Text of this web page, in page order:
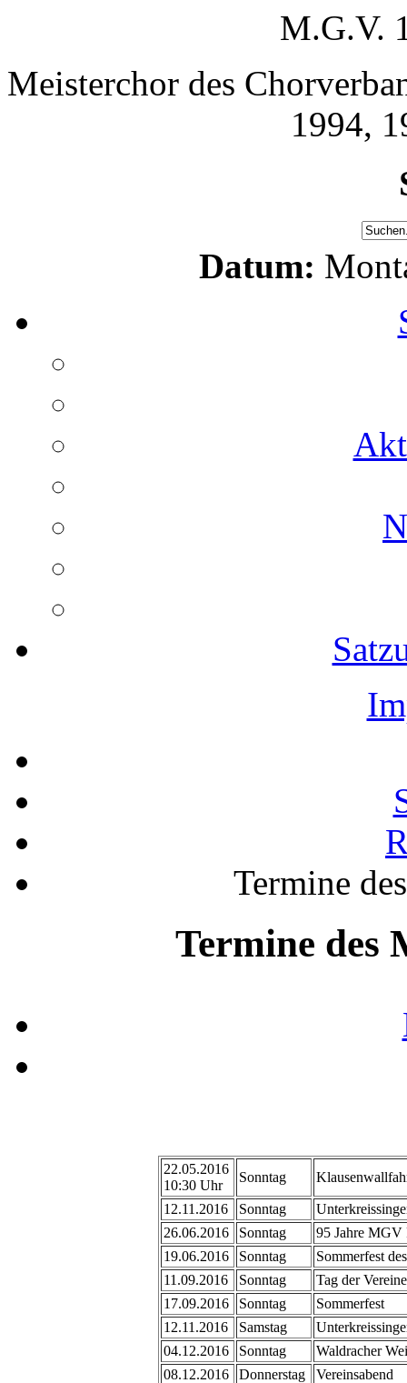
M.G.V.
Meisterchor des
1994,
Datum:
Termine
Termine des
22.05.2016
10:30 Uhr
Sonntag
12.11.2016 Sonntag
26.06.2016
Sonntag
95 Jahre MGV
19.06.2016
Sonntag
Sommerfest
11.09.2016
Sonntag
Tag der Vereine
17.09.2016
Sonntag
Sommerfest
12.11.2016
Samstag
04.12.2016
Sonntag
Waldracher
08.12.2016
Donnerstag
Vereinsabend